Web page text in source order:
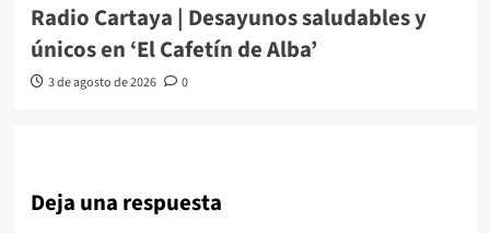
Radio Cartaya | Desayunos saludables y
únicos en ‘El Cafetín de Alba’
3 de agosto de 2026 0
Deja una respuesta